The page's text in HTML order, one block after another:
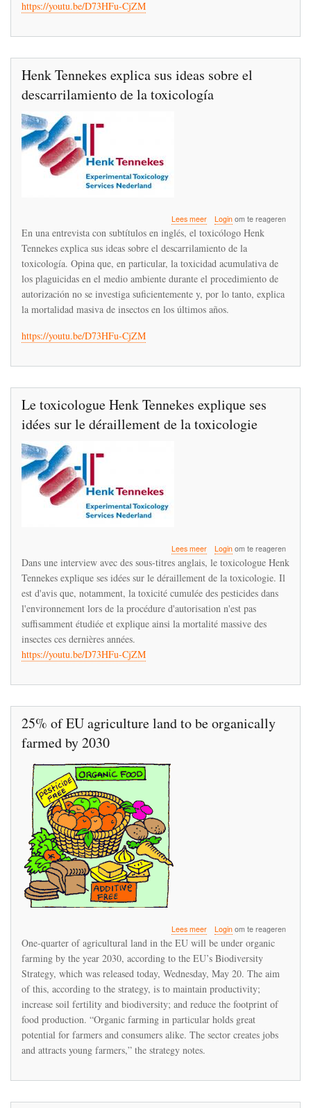
https://youtu.be/D73HFu-CjZM
Henk Tennekes explica sus ideas sobre el
descarrilamiento de la toxicología
Lees meerover
Henk
Tennekes
explica
sus
ideas
sobre
el
descarrilamiento
Loginom te reageren
En una entrevista con subtítulos en inglés, el toxicólogo Henk
Tennekes explica sus ideas sobre el descarrilamiento de la
toxicología. Opina que, en particular, la toxicidad acumulativa de
los plaguicidas en el medio ambiente durante el procedimiento de
autorización no se investiga suficientemente y, por lo tanto, explica
la mortalidad masiva de insectos en los últimos años.
https://youtu.be/D73HFu-CjZM
Le toxicologue Henk Tennekes explique ses
idées sur le déraillement de la toxicologie
Lees meerover
Le
Henk
Tennekes
explique
ses
idées
Loginom te reageren
Dans une interview avec des sous-titres anglais, le toxicologue Henk
Tennekes explique ses idées sur le déraillement de la toxicologie. Il
est d'avis que, notamment, la toxicité cumulée des pesticides dans
l'environnement lors de la procédure d'autorisation n'est pas
suffisamment étudiée et explique ainsi la mortalité massive des
insectes ces dernières années.
https://youtu.be/D73HFu-CjZM
25% of EU agriculture land to be organically
farmed by 2030
Lees meerover
25%
EU
agriculture
land
be
organically
farmed
Loginom te reageren
One-quarter of agricultural land in the EU will be under organic
farming by the year 2030, according to the EU’s Biodiversity
Strategy, which was released today, Wednesday, May 20. The aim
of this, according to the strategy, is to maintain productivity;
increase soil fertility and biodiversity; and reduce the footprint of
food production. “Organic farming in particular holds great
potential for farmers and consumers alike. The sector creates jobs
and attracts young farmers,” the strategy notes.